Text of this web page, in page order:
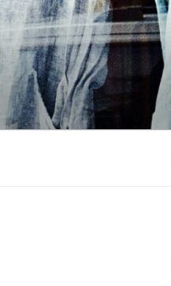
Zum
Inhalt
springen